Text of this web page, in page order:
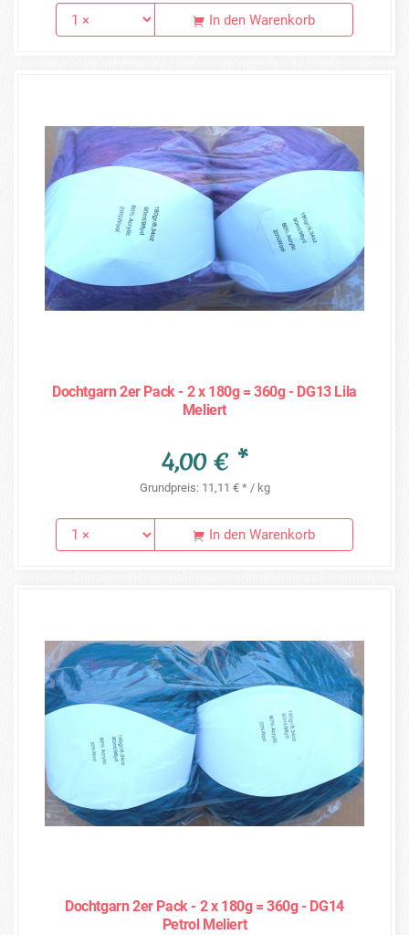
In den Warenkorb
Dochtgarn 2er Pack - 2 x 180g = 360g - DG13 Lila
Meliert
4,00 € *
Grundpreis: 11,11 € * / kg
In den Warenkorb
Dochtgarn 2er Pack - 2 x 180g = 360g - DG14
Petrol Meliert